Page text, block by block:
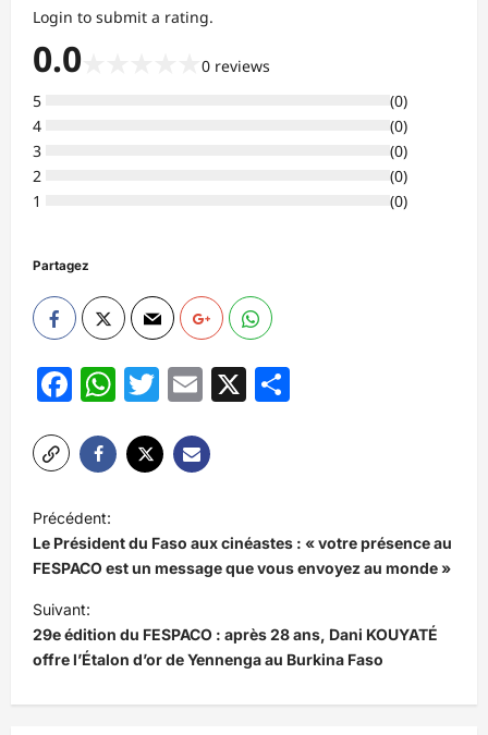
Login to submit a rating.
0.0 0 reviews
5
(0)
4
(0)
3
(0)
2
(0)
1
(0)
Partagez
Facebook
WhatsApp
Twitter
Email
X
a
v
i
g
a
t
Précédent:
Le Président du Faso aux cinéastes : « votre présence au
FESPACO est un message que vous envoyez au monde »
Suivant:
29e édition du FESPACO : après 28 ans, Dani KOUYATÉ
offre l’Étalon d’or de Yennenga au Burkina Faso